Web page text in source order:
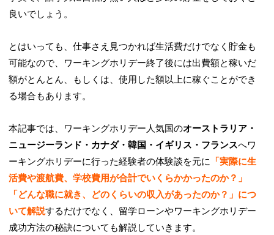
良いでしょう。
とはいっても、仕事さえ見つかれば生活費だけでなく貯金も
可能なので、ワーキングホリデー終了後には出費額と稼いだ
額がとんとん、もしくは、使用した額以上に稼ぐことができ
る場合もあります。
本記事では、ワーキングホリデー人気国のオーストラリア・
ニュージーランド・カナダ・韓国・イギリス・フランスへワ
ーキングホリデーに行った経験者の体験談を元に 「実際に生
活費や渡航費、学校費用が合計でいくらかかったのか？」
「どんな職に就き、どのくらいの収入があったのか？」につ
いて解説するだけでなく、留学ローンやワーキングホリデー
成功方法の秘訣についても解説していきます。